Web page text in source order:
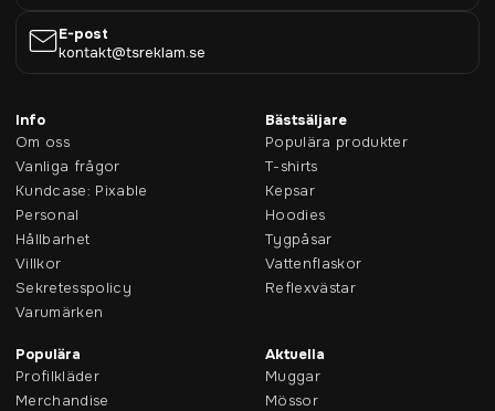
E-post
kontakt@tsreklam.se
Info
Om oss
Vanliga frågor
Kundcase: Pixable
Personal
Hållbarhet
Villkor
Sekretesspolicy
Varumärken
Bästsäljare
Populära produkter
T-shirts
Kepsar
Hoodies
Tygpåsar
Vattenflaskor
Reflexvästar
Populära
Profilkläder
Merchandise
Aktuella
Muggar
Mössor